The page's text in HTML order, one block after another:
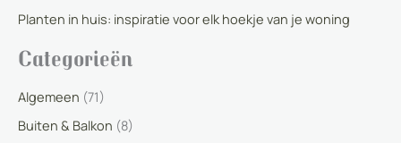
Planten in huis: inspiratie voor elk hoekje van je woning
Categorieën
Algemeen (71)
Buiten & Balkon (8)